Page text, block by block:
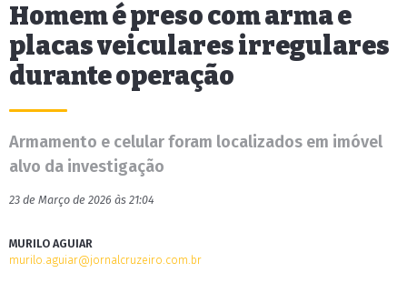
Homem é preso com arma e
placas veiculares irregulares
durante operação
Armamento e celular foram localizados em imóvel
alvo da investigação
23 de Março de 2026 às 21:04
MURILO AGUIAR
murilo.aguiar@jornalcruzeiro.com.br